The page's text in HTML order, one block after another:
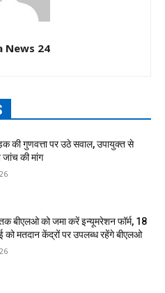
News 24
की गुणवत्ता पर उठे सवाल, उपायुक्त से
की मांग
बीएलओ को जमा करें इन्यूमरेशन फॉर्म, 18
को मतदान केंद्रों पर उपलब्ध रहेंगे बीएलओ